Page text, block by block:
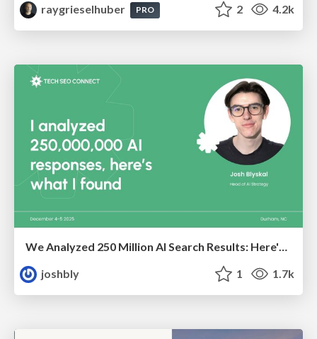
raygrieselhuber
PRO 2 4.2k
We Analyzed 250 Million AI Search Results: Here's What I Found
joshbly
1 1.7k